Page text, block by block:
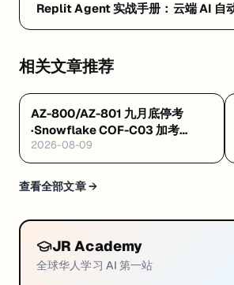
Replit Agent 实战手册：云端 AI 自
相关文章推荐
AZ-800/AZ-801 九月底停考
·Snowflake COF-C03 加考
Cortex AI·AWS 十万免费 AI 席
8/4 开训
2026-08-09
查看全部文章 →
JR Academy
全球华人学习 AI 第一站